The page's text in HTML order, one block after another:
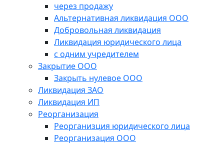
через продажу
Альтернативная ликвидация ООО
Добровольная ликвидация
Ликвидация юридического лица
с одним учредителем
Закрытие ООО
Закрыть нулевое ООО
Ликвидация ЗАО
Ликвидация ИП
Реорганизация
Реорганизция юридического лица
Реорганизация ООО